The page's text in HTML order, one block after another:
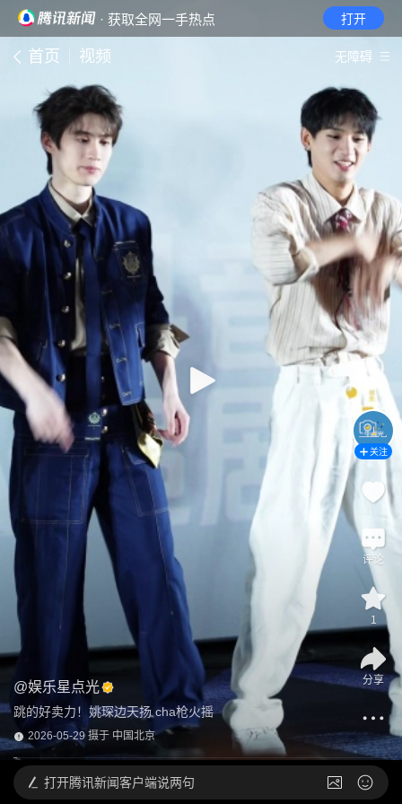
· 获取全网一手热点 打开
首页 视频 无障碍
@娱乐星点光
跳的好卖力！姚琛边天扬 cha枪火摇
2026-05-29 摄于 中国北京
关注
评论
1
分享
打开腾讯新闻客户端说两句